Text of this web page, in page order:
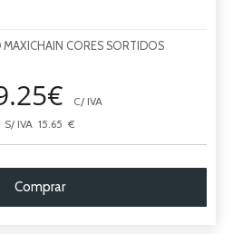
MAXICHAIN CORES SORTIDOS
C/ IVA
S/ IVA 15.65 €
Comprar